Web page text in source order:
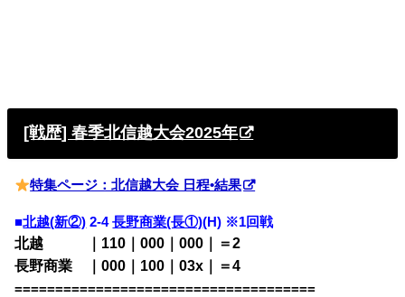
[戦歴] 春季北信越大会2025年
特集ページ：北信越大会 日程•結果
■北越(新②) 2-4長野商業(長①)(H) ※1回戦
北越 ｜110｜000｜000｜＝2
長野商業 ｜000｜100｜03x｜＝4
=====================================